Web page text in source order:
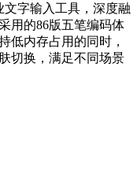
字输入工具，深度融
用的86版五笔编码体
低内存占用的同时，
切换，满足不同场景